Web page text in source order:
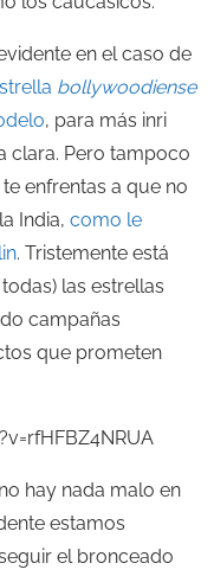
en el caso de
bollywoodiense
, para más inri
clara. Pero tampoco
enfrentas a que no
India, como le
. Tristemente está
las estrellas
campañas
que prometen
hay nada malo en
estamos
el bronceado